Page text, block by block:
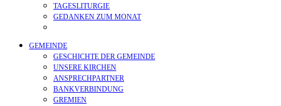
TAGESLITURGIE
GEDANKEN ZUM MONAT
GEMEINDE
GESCHICHTE DER GEMEINDE
UNSERE KIRCHEN
ANSPRECHPARTNER
BANKVERBINDUNG
GREMIEN